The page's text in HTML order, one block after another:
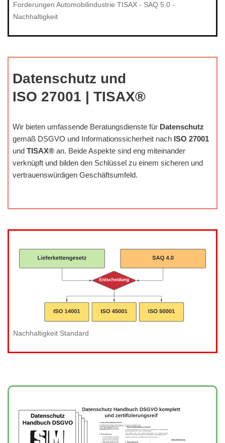
Forderungen Automobilindustrie TISAX - SAQ 5.0 -
Nachhaltigkeit
Datenschutz und
ISO 27001 | TISAX®
Wir bieten umfassende Beratungsdienste für Datenschutz
gemäß DSGVO und Informationssicherheit nach ISO 27001
und TISAX® an. Beide Aspekte sind eng miteinander
verknüpft und bilden den Schlüssel zu einem sicheren und
vertrauenswürdigen Geschäftsumfeld.
Nachhaltigkeit Standard